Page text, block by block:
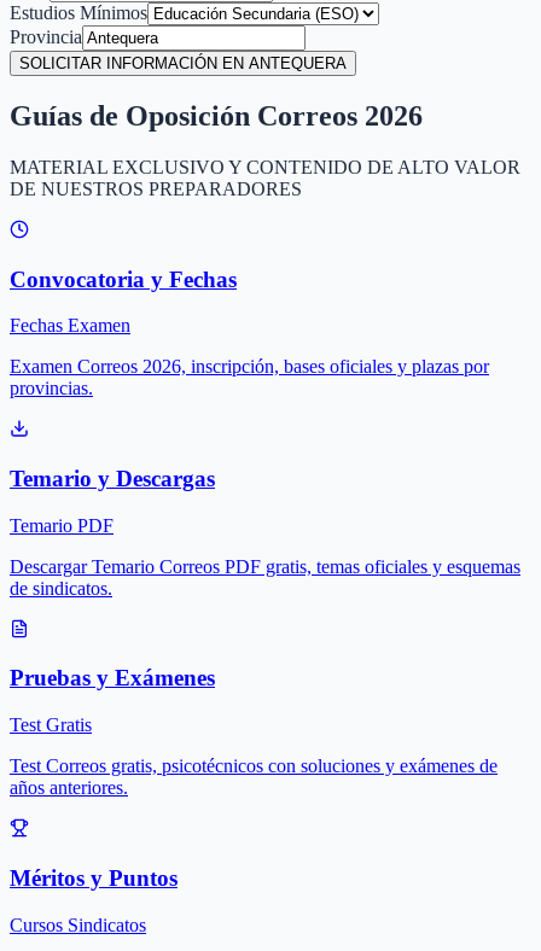
Estudios Mínimos
Provincia
SOLICITAR INFORMACIÓN EN ANTEQUERA
Guías de Oposición Correos 2026
MATERIAL EXCLUSIVO Y CONTENIDO DE ALTO VALOR
DE NUESTROS PREPARADORES
Convocatoria y Fechas
Fechas Examen
Examen Correos 2026, inscripción, bases oficiales y plazas por
provincias.
Temario y Descargas
Temario PDF
Descargar Temario Correos PDF gratis, temas oficiales y esquemas
de sindicatos.
Pruebas y Exámenes
Test Gratis
Test Correos gratis, psicotécnicos con soluciones y exámenes de
años anteriores.
Méritos y Puntos
Cursos Sindicatos